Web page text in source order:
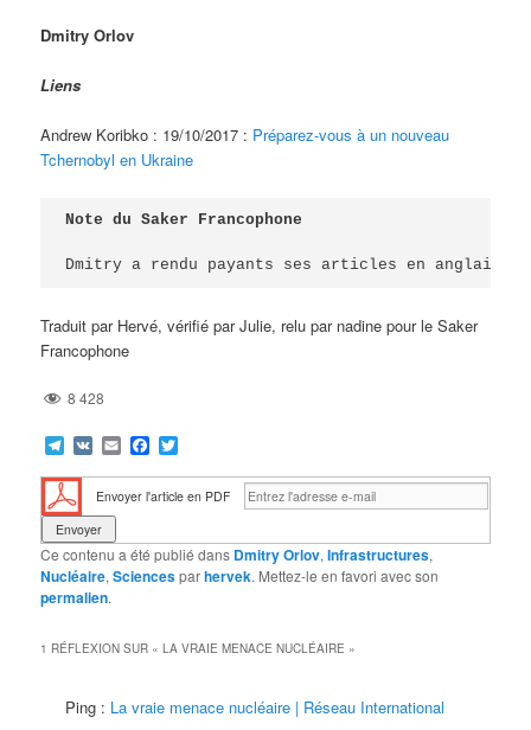
Dmitry Orlov
Liens
Andrew Koribko : 19/10/2017 : Préparez-vous à un nouveau
Tchernobyl en Ukraine
Note du Saker Francophone
Dmitry a rendu payants ses articles en anglais
Traduit par Hervé, vérifié par Julie, relu par nadine pour le Saker
Francophone
8 428
Telegram
VK EmailFacebook
Envoyer l'article en PDF
Ce contenu a été publié dans Dmitry Orlov,Infrastructures,
Nucléaire,Sciencesparhervek. Mettez-le en favori avec son
permalien.
1 RÉFLEXION SUR «LA VRAIE MENACE NUCLÉAIRE »
Ping : La vraie menace nucléaire | Réseau International